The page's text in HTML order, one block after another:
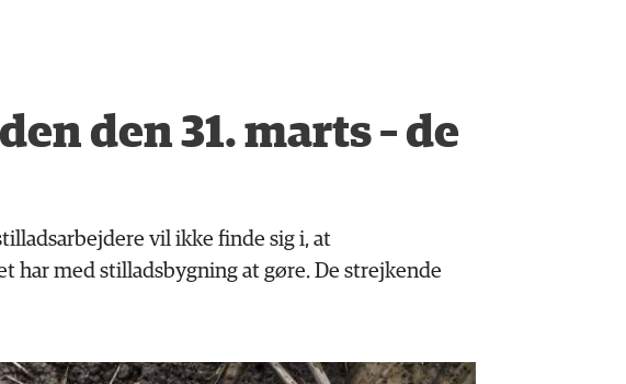
den 31. marts – de
vil ikke finde sig i, at
har med stilladsbygning at gøre. De strejkende